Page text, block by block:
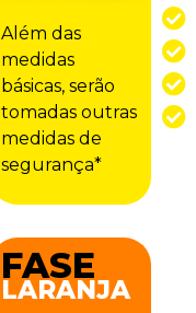
Além das
medidas
básicas, serão
tomadas outras
medidas de
segurança*
FASE
LARANJA